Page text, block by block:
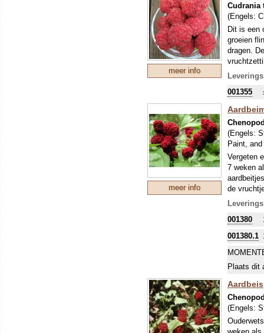
meer info
Cudrania
(Engels:
Dit is een
groeien
dragen.
winter,
pas na 10
volkomen
001355
meer info
(Engels:
Paint,
Vergeten
7 weken
de
blad dan
Gebruik
(sec)
001380
001380.1
Plaats dit
(Engels: